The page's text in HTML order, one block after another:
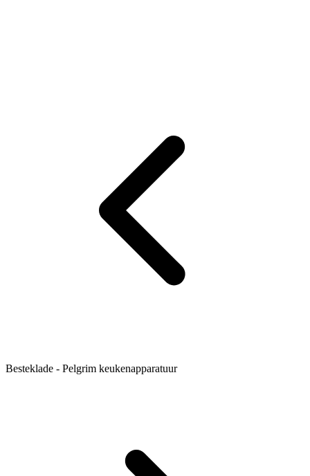
Besteklade - Pelgrim keukenapparatuur